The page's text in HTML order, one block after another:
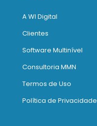
A WI Digital
Clientes
Software Multinível
Consultoria MMN
Termos de Uso
Política de Privacidade